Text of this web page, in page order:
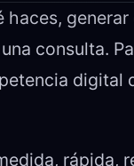
consulta.
digital
rápida,